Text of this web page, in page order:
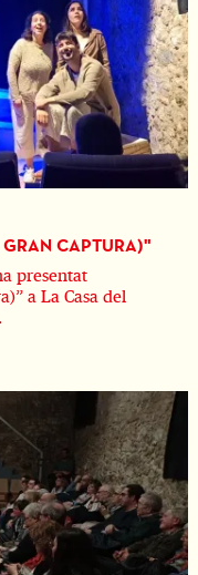
CAPTURA)"
presentat
a La Casa del